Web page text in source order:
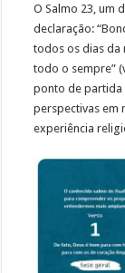
O Salmo 23, um
declaração:
todos os dias da
todo o sempre”
ponto de partida
perspectivas em
experiência